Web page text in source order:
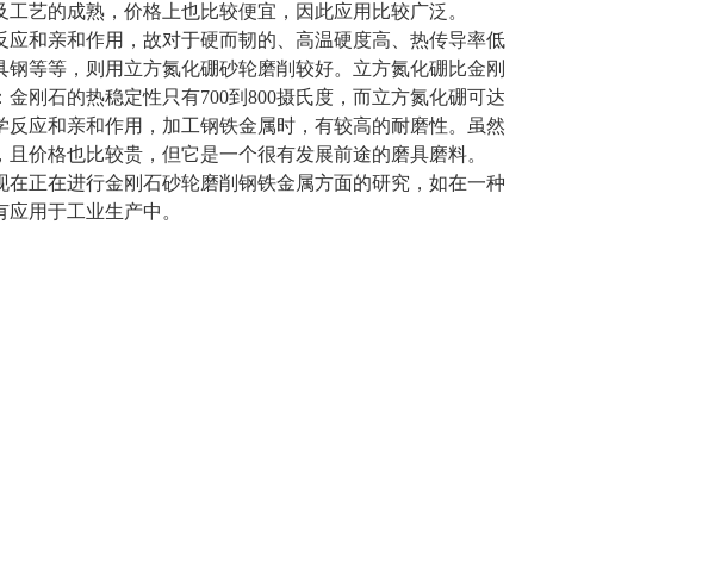
艺的成熟，价格上也比较便宜，因此应用比较广泛。
和亲和作用，故对于硬而韧的、高温硬度高、热传导率低
等等，则用立方氮化硼砂轮磨削较好。立方氮化硼比金刚
刚石的热稳定性只有700到800摄氏度，而立方氮化硼可达
反应和亲和作用，加工钢铁金属时，有较高的耐磨性。虽然
价格也比较贵，但它是一个很有发展前途的磨具磨料。
在进行金刚石砂轮磨削钢铁金属方面的研究，如在一种
用于工业生产中。